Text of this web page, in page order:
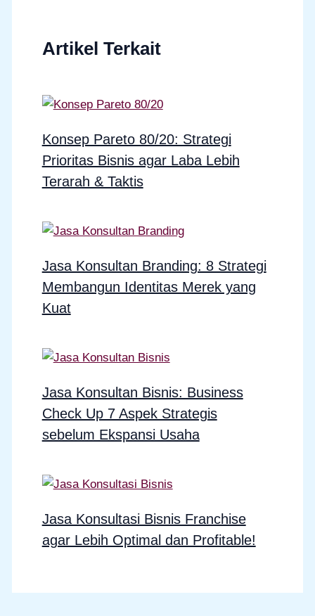
Artikel Terkait
Konsep Pareto 80/20: Strategi
Prioritas Bisnis agar Laba Lebih
Terarah & Taktis
Jasa Konsultan Branding: 8 Strategi
Membangun Identitas Merek yang
Kuat
Jasa Konsultan Bisnis: Business
Check Up 7 Aspek Strategis
sebelum Ekspansi Usaha
Jasa Konsultasi Bisnis Franchise
agar Lebih Optimal dan Profitable!